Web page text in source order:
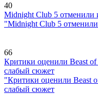
40
Midnight Club 5 отменили
"Midnight Club 5
66
Критики оценили Beast
слабый сюжет
"Критики оценили Beast
слабый сюжет